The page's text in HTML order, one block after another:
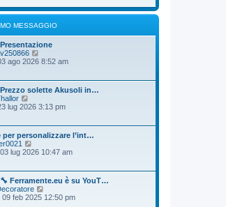
a
g
g
i
o
o
m
e
s
g
o
u
t
i
m
m
s
s
g
o
MESSAGGIO
e
l
t
i
o
m
s
a
g
g
i
o
ago 2026 8:52 am
solette Akusoli in…
e
l
t
i
o
m
e
s
lug 2026 3:13 pm
per personalizzare l’int…
e
l
t
i
lug 2026 10:47 am
Ferramente.eu è su YouT…
e
09 feb 2025 12:50 pm